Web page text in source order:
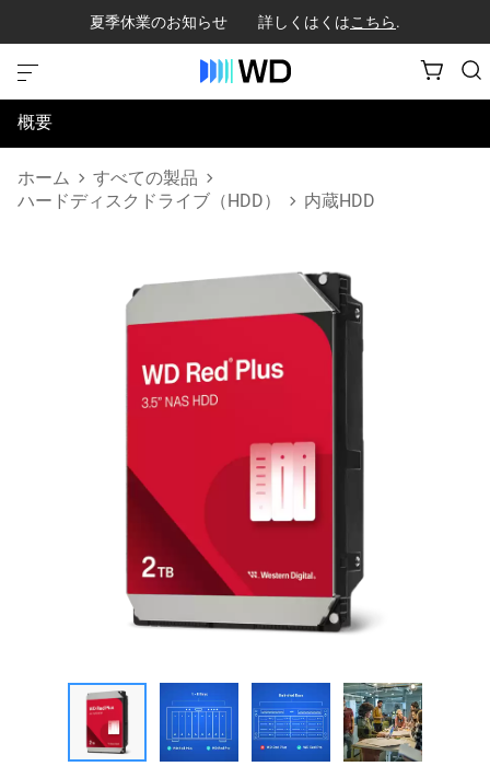
夏季休業のお知らせ 詳しくはくはこちら.
概要
仕様
ホーム
すべての製品
ハードディスクドライブ（HDD）
内蔵HDD